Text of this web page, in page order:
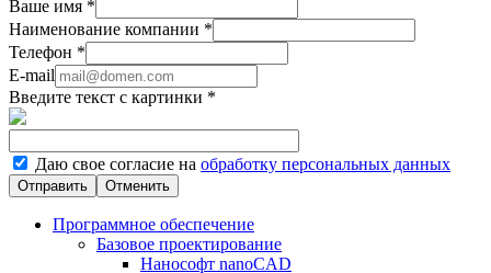
Ваше имя *
Наименование компании *
Телефон *
E-mail
Введите текст с картинки *
Даю свое согласие на обработку персональных данных
Отменить
Программное обеспечение
Базовое проектирование
Нанософт nanoCAD